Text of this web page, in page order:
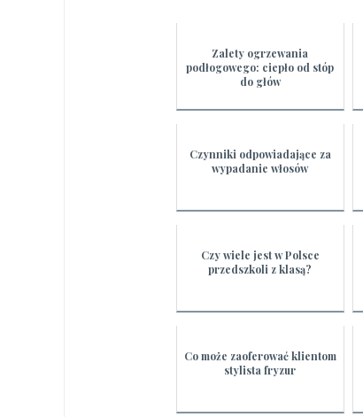
Zalety ogrzewania
podłogowego: ciepło od stóp
do głów
Czynniki odpowiadające za
wypadanie włosów
Czy wiele jest w Polsce
przedszkoli z klasą?
Co może zaoferować klientom
stylista fryzur